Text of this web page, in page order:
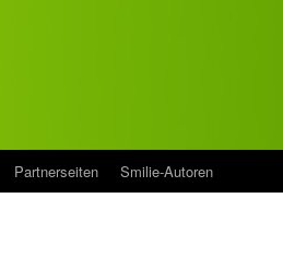
Partnerseiten Smilie-Autoren